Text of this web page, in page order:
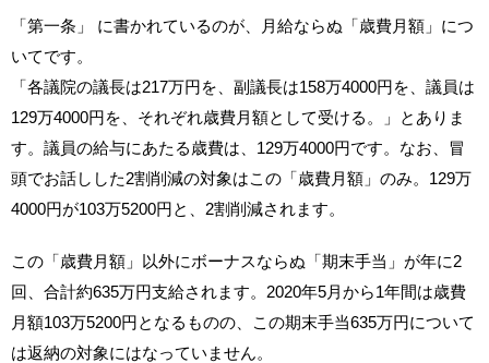
「第一条」 に書かれているのが、月給ならぬ「歳費月額」につ
いてです。
「各議院の議長は217万円を、副議長は158万4000円を、議員は
129万4000円を、それぞれ歳費月額として受ける。」とありま
す。議員の給与にあたる歳費は、129万4000円です。なお、冒
頭でお話しした2割削減の対象はこの「歳費月額」のみ。129万
4000円が103万5200円と、2割削減されます。
この「歳費月額」以外にボーナスならぬ「期末手当」が年に2
回、合計約635万円支給されます。2020年5月から1年間は歳費
月額103万5200円となるものの、この期末手当635万円について
は返納の対象にはなっていません。